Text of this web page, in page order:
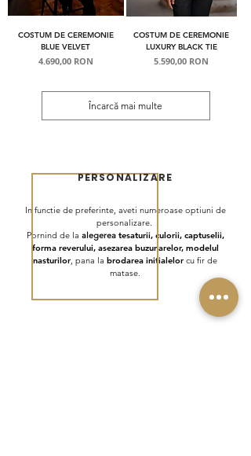
COSTUM DE CEREMONIE
BLUE VELVET
Preț
4.690,00 RON
COSTUM DE CEREMONIE
LUXURY BLACK TIE
Preț
5.590,00 RON
Încarcă mai multe
In functie de preferinte, aveti numeroase optiuni de
personalizare.
Pornind de la alegerea tesaturii, culorii, captuselii,
forma reverului, asezarea buzunarelor, modelul
nasturilor, pana la brodarea initialelorcu fir de
matase.
PERSONALIZARE